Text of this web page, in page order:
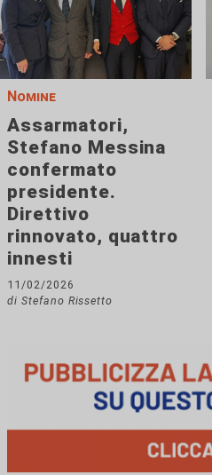
Nomine
Assarmatori,
Stefano Messina
confermato
presidente.
Direttivo
rinnovato, quattro
innesti
11/02/2026
di Stefano Rissetto